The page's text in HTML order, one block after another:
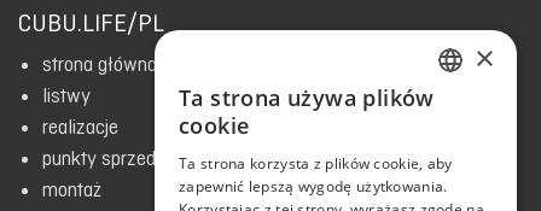
CUBU.LIFE/PL
strona główna
listwy
realizacje
punkty sprzedaży
montaż
ENGLISH
POLISH
×
Ta strona używa plików
cookie
Ta strona korzysta z plików cookie, aby
zapewnić lepszą wygodę użytkowania.